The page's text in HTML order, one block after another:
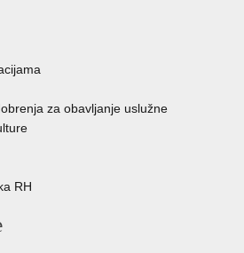
za obavljanje uslužne
RH